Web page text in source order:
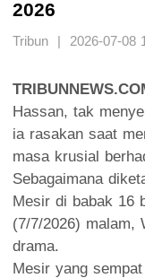
2026
Tribun | 2026-07-08
Hassan, tak
ia rasakan saat
masa krusial
Sebagaimana
Mesir di babak 16
(7/7/2026) malam,
drama.
Mesir yang